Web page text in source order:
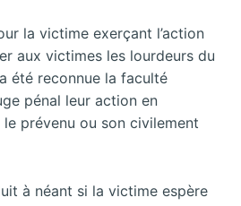
la victime exerçant l’action
aux victimes les lourdeurs du
été reconnue la faculté
pénal leur action en
prévenu ou son civilement
à néant si la victime espère